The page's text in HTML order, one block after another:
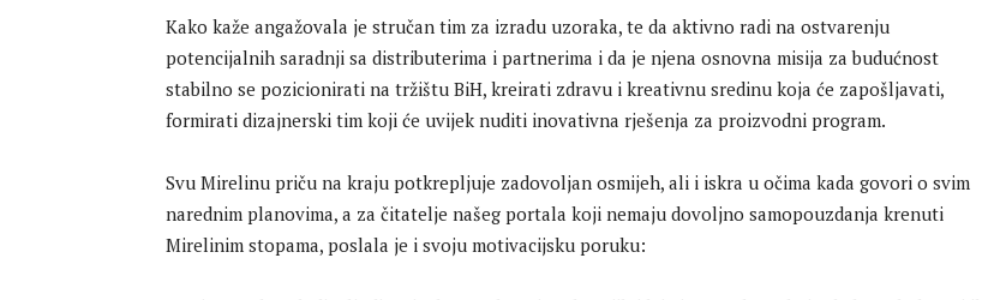
Kako kaže angažovala je stručan tim za izradu uzoraka, te da aktivno radi na ostvarenju
potencijalnih saradnji sa distributerima i partnerima i da je njena osnovna misija za budućnost
stabilno se pozicionirati na tržištu BiH, kreirati zdravu i kreativnu sredinu koja će zapošljavati,
formirati dizajnerski tim koji će uvijek nuditi inovativna rješenja za proizvodni program.
Svu Mirelinu priču na kraju potkrepljuje zadovoljan osmijeh, ali i iskra u očima kada govori o svim
narednim planovima, a za čitatelje našeg portala koji nemaju dovoljno samopouzdanja krenuti
Mirelinim stopama, poslala je i svoju motivacijsku poruku: